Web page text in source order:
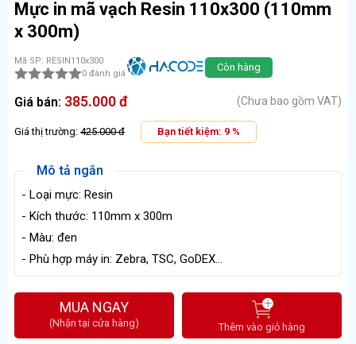
Mực in mã vạch Resin 110x300 (110mm
x 300m)
Mã SP: RESIN110x300
0 đánh giá
Còn hàng
Giá bán: 385.000 đ (Chưa bao gồm VAT)
Giá thị trường: 425.000 đ Bạn tiết kiệm: 9 %
Mô tả ngắn
- Loại mực: Resin
- Kích thước: 110mm x 300m
- Màu: đen
- Phù hợp máy in: Zebra, TSC, GoDEX...
MUA NGAY
(Nhận tại cửa hàng) Thêm vào giỏ hàng